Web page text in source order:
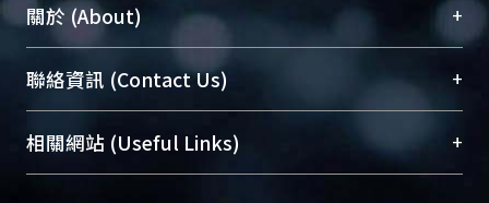
關於 (About) +
臺大位居世界頂尖大學之列，為永久珍藏及向國際
展現本校豐碩的研究成果及學術能量，圖書館整合
機構典藏（NTUR）與學術庫（AH）不同功能平
台，成為臺大學術典藏NTU scholars。期能整合研
聯絡資訊 (Contact Us) +
總館學科館員(Main Library)
醫學圖書館學科館員(Medical Library)
相關網站 (Useful Links) +